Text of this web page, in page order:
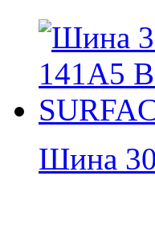
Шина